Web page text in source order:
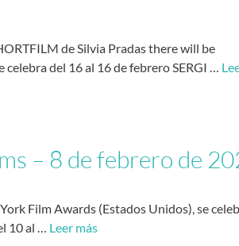
de Silvia Pradas there will be
del 16 al 16 de febrero SERGI …
– 8 de febrero de
Film Awards (Estados Unidos), se
10 al … Leer más